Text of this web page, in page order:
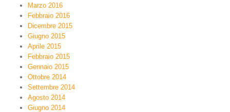
Marzo 2016
Febbraio 2016
Dicembre 2015
Giugno 2015
Aprile 2015
Febbraio 2015
Gennaio 2015
Ottobre 2014
Settembre 2014
Agosto 2014
Giugno 2014